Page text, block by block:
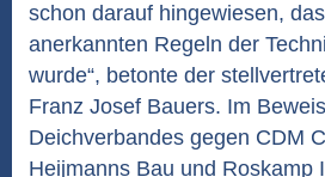
schon darauf hingewiesen,
anerkannten Regeln der
wurde“, betonte der
Franz Josef Bauers. Im
Deichverbandes gegen CDM
Heijmanns Bau und Roskamp